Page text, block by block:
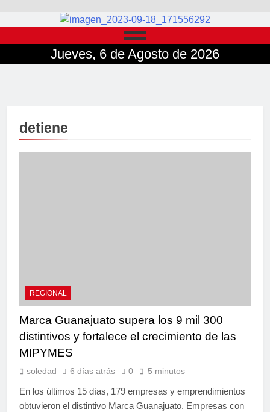
Jueves, 6 de Agosto de 2026
detiene
REGIONAL
Marca Guanajuato supera los 9 mil 300
distintivos y fortalece el crecimiento de las
MIPYMES
soledad 6 días atrás 0 5 minutos
En los últimos 15 días, 179 empresas y emprendimientos
obtuvieron el distintivo Marca Guanajuato. Empresas con